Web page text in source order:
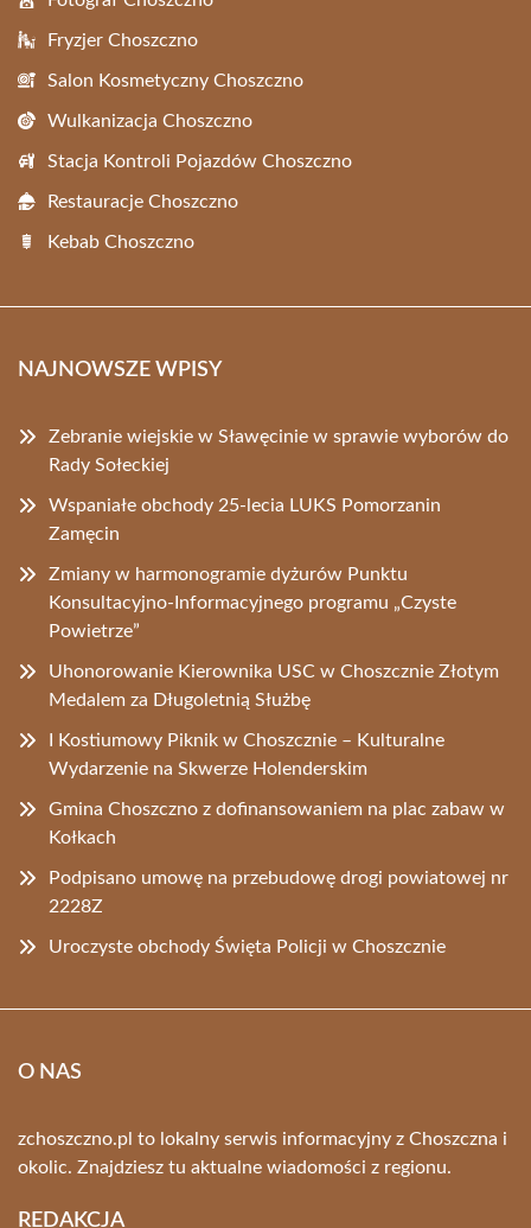
Fryzjer Choszczno
Salon Kosmetyczny Choszczno
Wulkanizacja Choszczno
Stacja Kontroli Pojazdów Choszczno
Restauracje Choszczno
Kebab Choszczno
NAJNOWSZE WPISY
Zebranie wiejskie w Sławęcinie w sprawie wyborów do
Rady Sołeckiej
Wspaniałe obchody 25-lecia LUKS Pomorzanin
Zamęcin
Zmiany w harmonogramie dyżurów Punktu
Konsultacyjno-Informacyjnego programu „Czyste
Powietrze”
Uhonorowanie Kierownika USC w Choszcznie Złotym
Medalem za Długoletnią Służbę
I Kostiumowy Piknik w Choszcznie – Kulturalne
Wydarzenie na Skwerze Holenderskim
Gmina Choszczno z dofinansowaniem na plac zabaw w
Kołkach
Podpisano umowę na przebudowę drogi powiatowej nr
2228Z
Uroczyste obchody Święta Policji w Choszcznie
O NAS
zchoszczno.pl to lokalny serwis informacyjny z Choszczna i
okolic. Znajdziesz tu aktualne wiadomości z regionu.
REDAKCJA